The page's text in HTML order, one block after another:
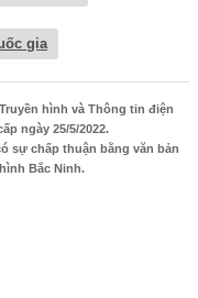
gia
hình và Thông tin điện
ngày 25/5/2022.
sự chấp thuận bằng văn bản
Bắc Ninh.